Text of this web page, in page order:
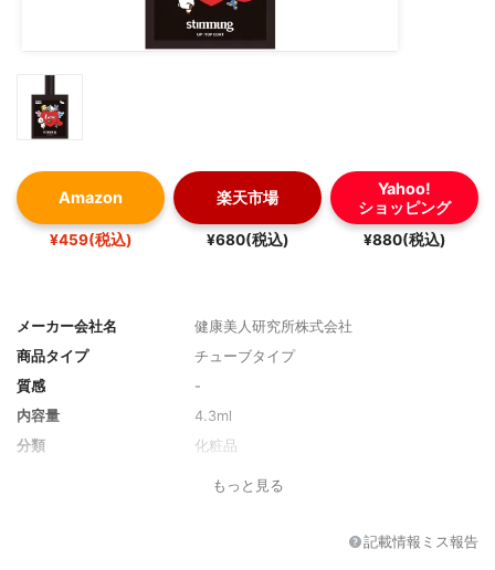
Amazon
¥459(税込)
楽天市場
¥680(税込)
Yahoo!
ショッピング
¥880(税込)
メーカー会社名
健康美人研究所株式会社
商品タイプ
チューブタイプ
質感
-
内容量
4.3ml
分類
化粧品
もっと見る
記載情報ミス報告